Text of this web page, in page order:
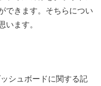
できます。そちらについ
ます。
シュボードに関する記